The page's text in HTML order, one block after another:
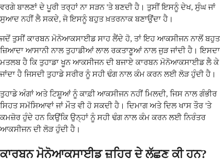
ਵਰਗੇ ਬਾਲਣਾਂ ਦੇ ਪੂਰੀ ਤਰ੍ਹਾਂ ਨਾ ਸੜਨ 'ਤੇ ਬਣਦੀ ਹੈ। ਤੁਸੀਂ ਇਸਨੂੰ ਦੇਖ, ਸੁੰਘ ਜਾਂ
ਸੁਆਦ ਨਹੀਂ ਲੈ ਸਕਦੇ, ਜੋ ਇਸਨੂੰ ਬਹੁਤ ਖ਼ਤਰਨਾਕ ਬਣਾਉਂਦਾ ਹੈ।
ਜਦੋਂ ਤੁਸੀਂ ਕਾਰਬਨ ਮੋਨੋਆਕਸਾਈਡ ਸਾਹ ਲੈਂਦੇ ਹੋ, ਤਾਂ ਇਹ ਆਕਸੀਜਨ ਨਾਲੋਂ ਬਹੁਤ
ਜ਼ਿਆਦਾ ਆਸਾਨੀ ਨਾਲ ਤੁਹਾਡੀਆਂ ਲਾਲ ਰਕਤਾਣੂਆਂ ਨਾਲ ਜੁੜ ਜਾਂਦੀ ਹੈ। ਇਸਦਾ
ਮਤਲਬ ਹੈ ਕਿ ਤੁਹਾਡਾ ਖੂਨ ਆਕਸੀਜਨ ਦੀ ਬਜਾਏ ਕਾਰਬਨ ਮੋਨੋਆਕਸਾਈਡ ਲੈ ਕੇ
ਜਾਂਦਾ ਹੈ ਜਿਸਦੀ ਤੁਹਾਡੇ ਸਰੀਰ ਨੂੰ ਸਹੀ ਢੰਗ ਨਾਲ ਕੰਮ ਕਰਨ ਲਈ ਲੋੜ ਹੁੰਦੀ ਹੈ।
ਤੁਹਾਡੇ ਅੰਗਾਂ ਅਤੇ ਟਿਸ਼ੂਆਂ ਨੂੰ ਕਾਫ਼ੀ ਆਕਸੀਜਨ ਨਹੀਂ ਮਿਲਦੀ, ਜਿਸ ਨਾਲ ਗੰਭੀਰ
ਸਿਹਤ ਸਮੱਸਿਆਵਾਂ ਜਾਂ ਮੌਤ ਵੀ ਹੋ ਸਕਦੀ ਹੈ। ਦਿਮਾਗ ਅਤੇ ਦਿਲ ਖਾਸ ਤੌਰ 'ਤੇ
ਕਮਜ਼ੋਰ ਹੁੰਦੇ ਹਨ ਕਿਉਂਕਿ ਉਨ੍ਹਾਂ ਨੂੰ ਸਹੀ ਢੰਗ ਨਾਲ ਕੰਮ ਕਰਨ ਲਈ ਨਿਰੰਤਰ
ਆਕਸੀਜਨ ਦੀ ਲੋੜ ਹੁੰਦੀ ਹੈ।
ਕਾਰਬਨ ਮੋਨੋਆਕਸਾਈਡ ਜ਼ਹਿਰ ਦੇ ਲੱਛਣ ਕੀ ਹਨ?